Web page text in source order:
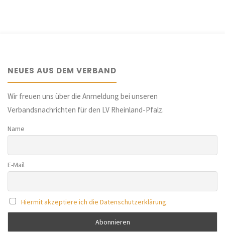
Gedenkstättenfahrt
in
die
Gedenkstätte
Auschwitz
Landesinstitut)"
NEUES AUS DEM VERBAND
Wir freuen uns über die Anmeldung bei unseren
Verbandsnachrichten für den LV Rheinland-Pfalz.
Name
E-Mail
Hiermit akzeptiere ich die Datenschutzerklärung.